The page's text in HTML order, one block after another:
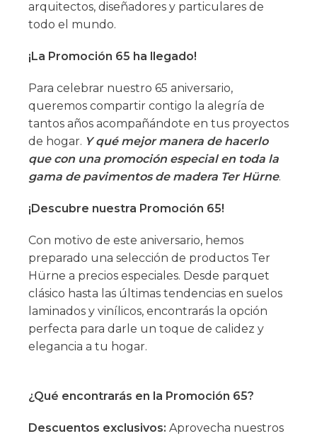
arquitectos, diseñadores y particulares de
todo el mundo.
¡La Promoción 65 ha llegado!
Para celebrar nuestro 65 aniversario,
queremos compartir contigo la alegría de
tantos años acompañándote en tus proyectos
de hogar. Y qué mejor manera de hacerlo
que con una promoción especial en toda la
gama de pavimentos de madera Ter Hürne.
¡Descubre nuestra Promoción 65!
Con motivo de este aniversario, hemos
preparado una selección de productos Ter
Hürne a precios especiales. Desde parquet
clásico hasta las últimas tendencias en suelos
laminados y vinílicos, encontrarás la opción
perfecta para darle un toque de calidez y
elegancia a tu hogar.
¿Qué encontrarás en la Promoción 65?
Descuentos exclusivos: Aprovecha nuestros